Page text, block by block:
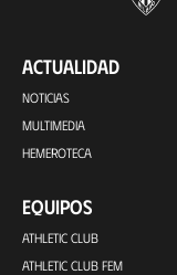
ACTUALIDAD
NOTICIAS
MULTIMEDIA
HEMEROTECA
EQUIPOS
ATHLETIC CLUB
ATHLETIC CLUB FEM